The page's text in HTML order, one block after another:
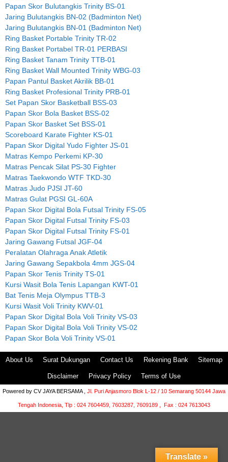
Papan Skor Bulutangkis Trinity BS-01
Jaring Bulutangkis BN-02 (Badminton Net)
Jaring Bulutangkis BN-01 (Badminton Net)
Ring Basket Portable Trinity TR-02
Ring Basket Portabel TR-01 PERBASI
Ring Basket Tanam Trinity TTB-01
Ring Basket Wall Mounted Trinity WBG-03
Papan Pantul Basket Akrilik BB-01
Ring Basket Profesional Trinity PRB-01
Set Papan Skor Basketball BSS-03
Papan Skor Bola Basket BSS-02
Papan Skor Basket Set BSS-01
Scoreboard Karate Fighter KS-01
Papan Skor Digital Yudo Fighter JS-01
Matras Kempo Perkemi KP-30
Matras Pencak Silat PS-30 Fighter
Matras Taekwondo WTF TKD-30
Matras Judo PJSI JT-60
Matras Gulat PGSI GL-60A
Papan Skor Digital Bola Futsal Trinity FS-05
Papan Skor Digital Futsal Trinity FS-03
Papan Skor Digital Futsal Trinity FS-01
Jaring Gawang Futsal JGF-04
Peralatan Olahraga Anak Atletik
Jaring Gawang Sepakbola 4mm JGS-04
Papan Skor Tenis Trinity TS-01
Kursi Wasit Bola Tenis Lapangan KWT-01
Bat Tenis Meja Olympus TTB-3
Kursi Wasit Voli Trinity KWV-01
Papan Skor Digital Bola Voli Trinity VS-03
Papan Skor Digital Bola Voli Trinity VS-02
Papan Skor Bola Voli Trinity VS-01
About Us Surat Dukungan Contact Us Rekening Bank Sitemap
Disclaimer Privacy Policy Terms of Use
Powered by CV JAYA BERSAMA , Jl. Puri Anjasmoro Blok L-12 / 10 Semarang 50144 Jawa
Tengah Indonesia, Tlp : 024 7604459, 7603287, 7609189 , Fax : 024 7613043
Translate »